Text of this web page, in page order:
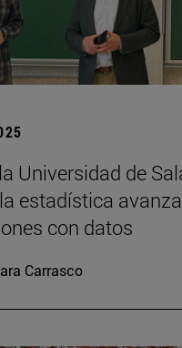
Universidad de
estadística
con datos
Carrasco